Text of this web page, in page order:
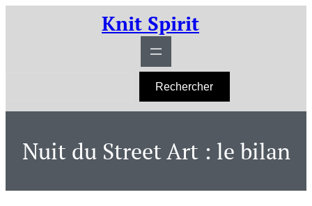
Knit Spirit
h
Rechercher
Nuit du Street Art : le bilan